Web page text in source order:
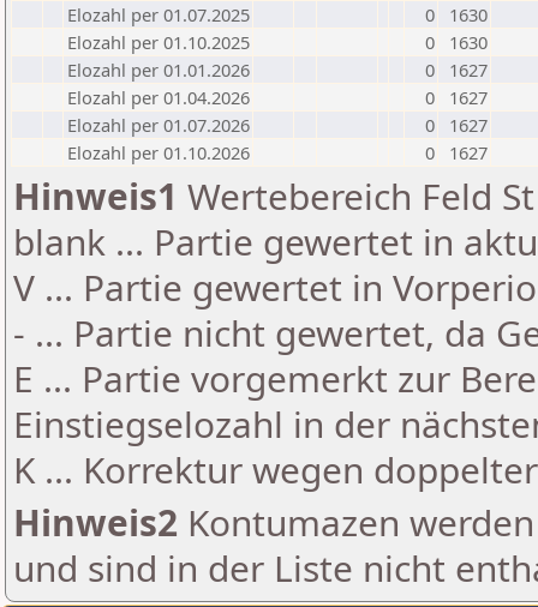
Elozahl per 01.07.2025
0
1630
Elozahl per 01.10.2025
0
1630
Elozahl per 01.01.2026
0
1627
Elozahl per 01.04.2026
0
1627
Elozahl per 01.07.2026
0
1627
Elozahl per 01.10.2026
0 1627
Hinweis1 Wertebereich Feld
blank ... Partie gewertet in
V ... Partie gewertet in
- ... Partie nicht gewertet, da
E ... Partie vorgemerkt zur
Einstiegselozahl in der
K ... Korrektur wegen
Hinweis2 Kontumazen
und sind in der Liste nicht